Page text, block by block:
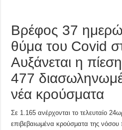
Βρέφος 37
θύμα του Covid
Αυξάνεται η
477
νέα κρούσματα
Σε 1.165 ανέρχονται το τελευταίο
επιβεβαιωμένα κρούσματα της